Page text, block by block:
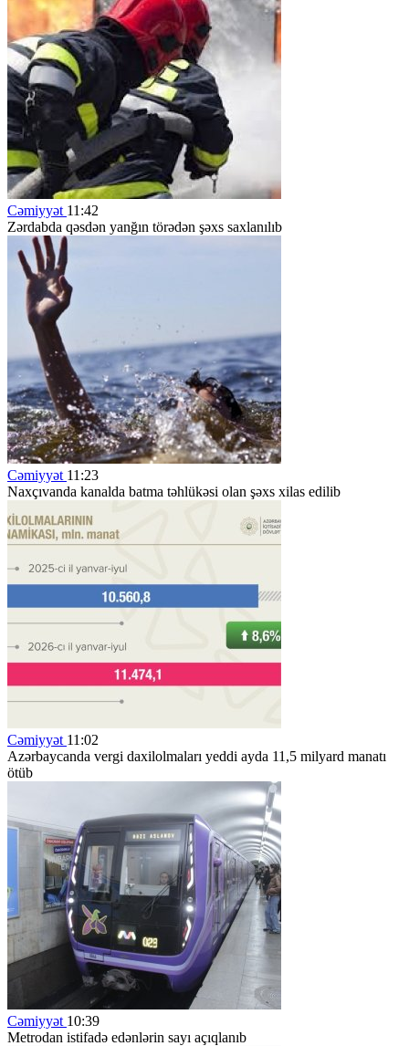
Cəmiyyət 11:42
Zərdabda qəsdən yanğın törədən şəxs saxlanılıb
Cəmiyyət 11:23
Naxçıvanda kanalda batma təhlükəsi olan şəxs xilas edilib
Cəmiyyət 11:02
Azərbaycanda vergi daxilolmaları yeddi ayda 11,5 milyard manatı
ötüb
Cəmiyyət 10:39
Metrodan istifadə edənlərin sayı açıqlanıb